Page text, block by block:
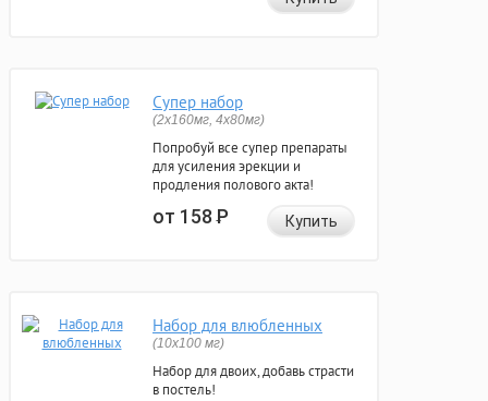
Супер набор
(2х160мг, 4х80мг)
Попробуй все супер препараты
для усиления эрекции и
продления полового акта!
от 158Р Купить
Набор для влюбленных
(10х100 мг)
Набор для двоих, добавь страсти
в постель!